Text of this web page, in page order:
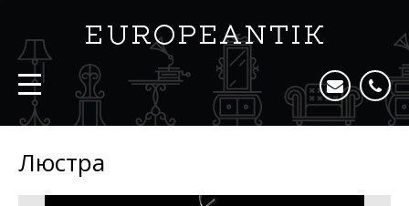
Люстра